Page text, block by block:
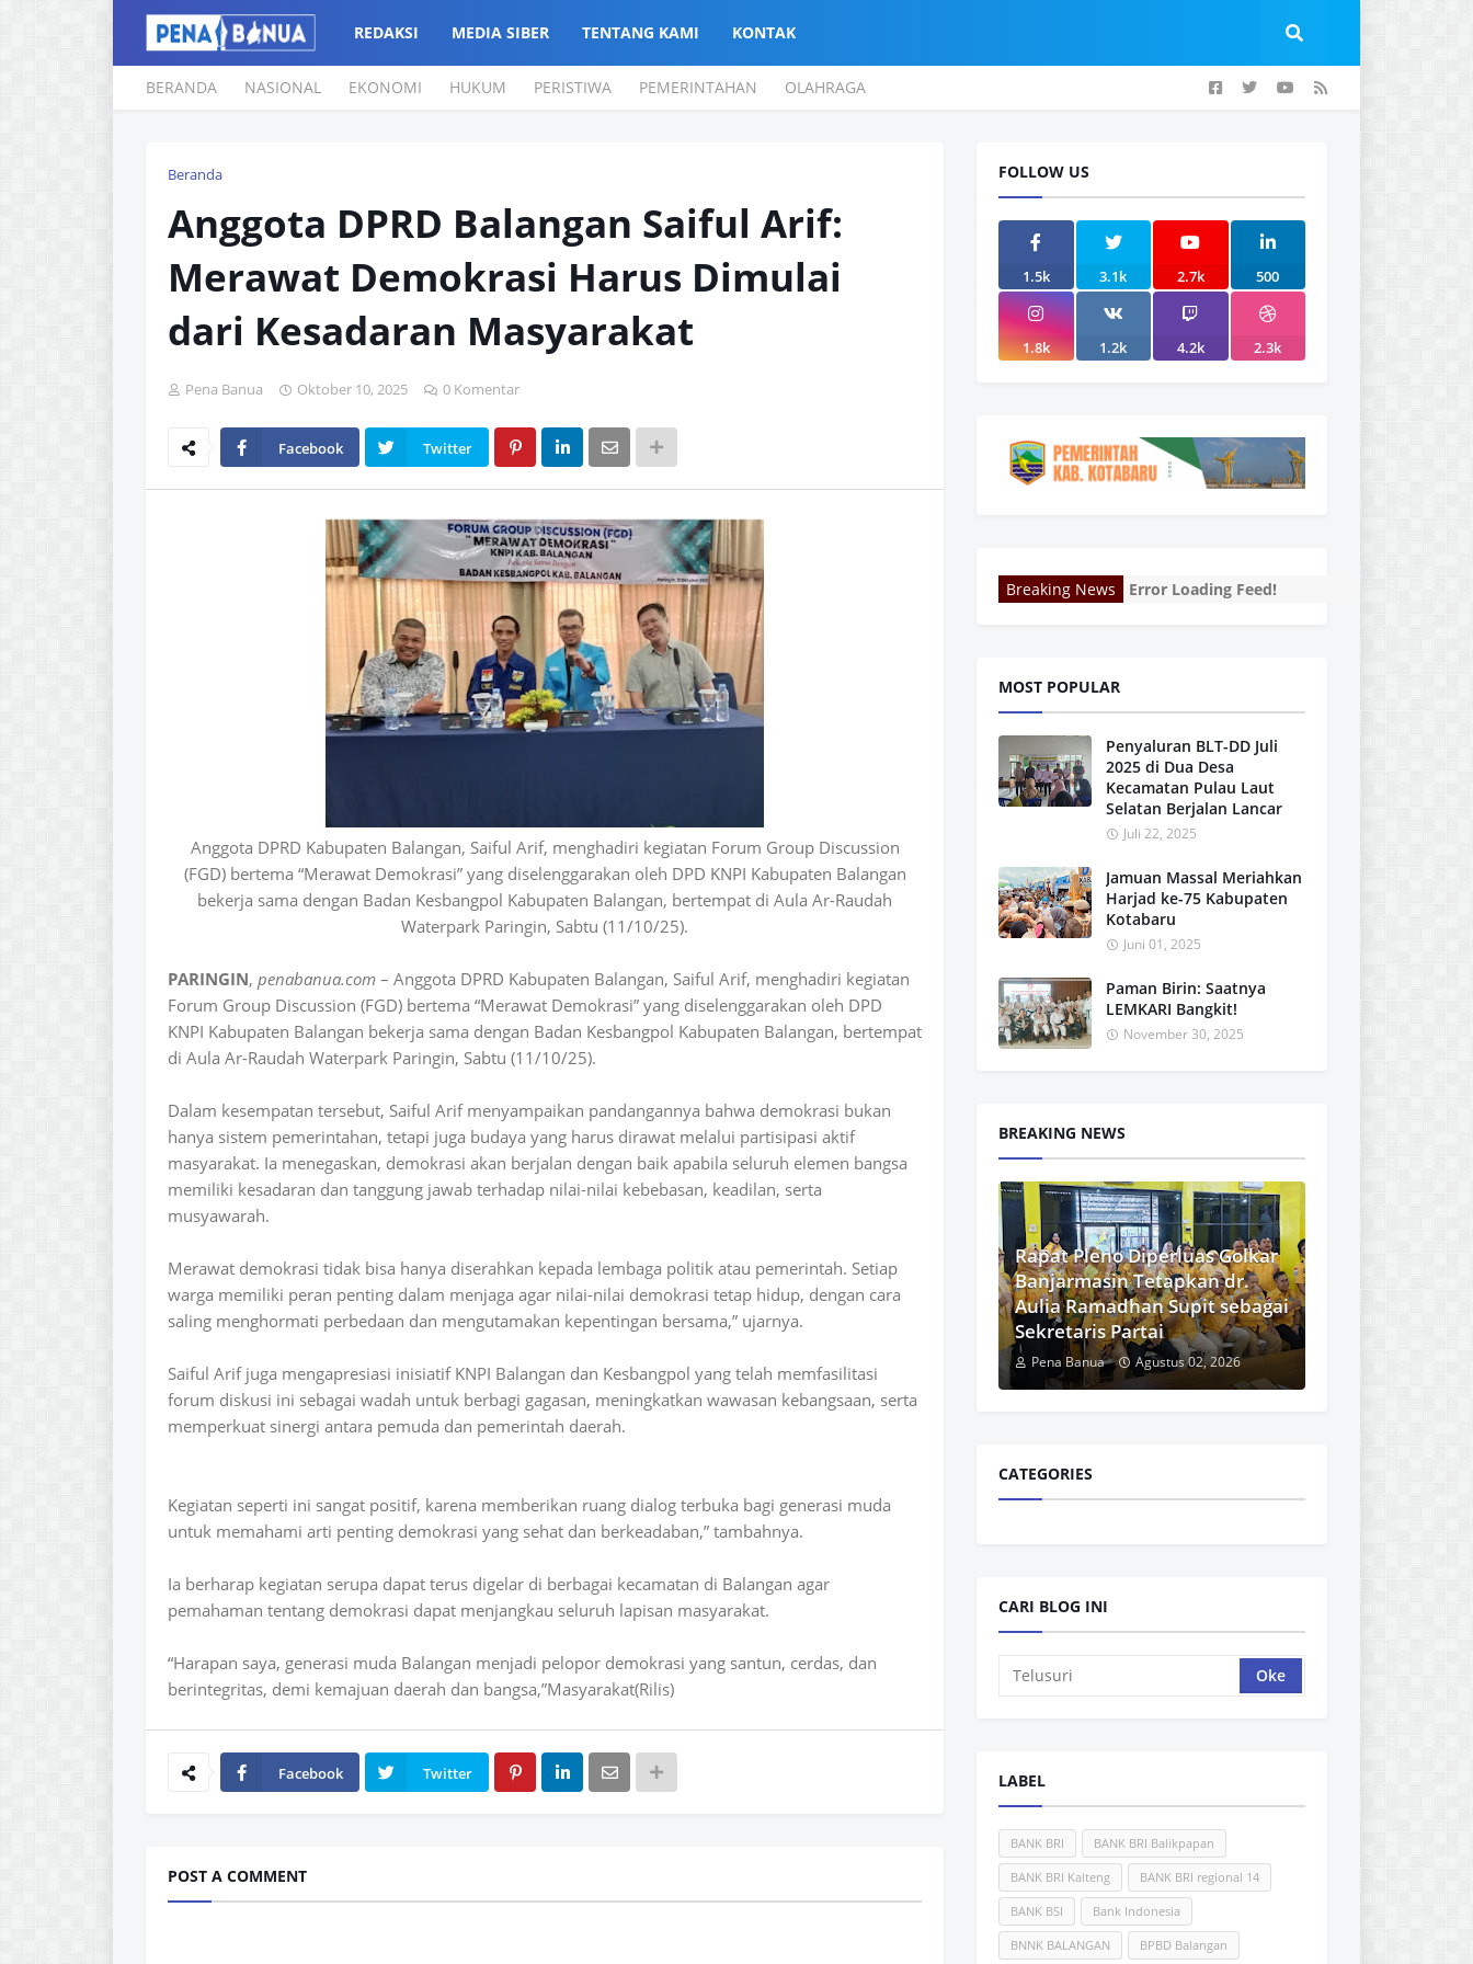
REDAKSI MEDIA SIBER TENTANG KAMI KONTAK
BERANDA NASIONAL EKONOMI HUKUM PERISTIWA PEMERINTAHAN OLAHRAGA
Beranda
Anggota DPRD Balangan Saiful Arif:
Merawat Demokrasi Harus Dimulai
dari Kesadaran Masyarakat
Pena Banua Oktober 10, 2025 0 Komentar
Facebook Twitter
Anggota DPRD Kabupaten Balangan, Saiful Arif, menghadiri kegiatan Forum Group Discussion
(FGD) bertema “Merawat Demokrasi” yang diselenggarakan oleh DPD KNPI Kabupaten Balangan
bekerja sama dengan Badan Kesbangpol Kabupaten Balangan, bertempat di Aula Ar-Raudah
Waterpark Paringin, Sabtu (11/10/25).
PARINGIN, penabanua.com – Anggota DPRD Kabupaten Balangan, Saiful Arif, menghadiri kegiatan
Forum Group Discussion (FGD) bertema “Merawat Demokrasi” yang diselenggarakan oleh DPD
KNPI Kabupaten Balangan bekerja sama dengan Badan Kesbangpol Kabupaten Balangan, bertempat
di Aula Ar-Raudah Waterpark Paringin, Sabtu (11/10/25).
Dalam kesempatan tersebut, Saiful Arif menyampaikan pandangannya bahwa demokrasi bukan
hanya sistem pemerintahan, tetapi juga budaya yang harus dirawat melalui partisipasi aktif
masyarakat. Ia menegaskan, demokrasi akan berjalan dengan baik apabila seluruh elemen bangsa
memiliki kesadaran dan tanggung jawab terhadap nilai-nilai kebebasan, keadilan, serta
musyawarah.
Merawat demokrasi tidak bisa hanya diserahkan kepada lembaga politik atau pemerintah. Setiap
warga memiliki peran penting dalam menjaga agar nilai-nilai demokrasi tetap hidup, dengan cara
saling menghormati perbedaan dan mengutamakan kepentingan bersama,” ujarnya.
Saiful Arif juga mengapresiasi inisiatif KNPI Balangan dan Kesbangpol yang telah memfasilitasi
forum diskusi ini sebagai wadah untuk berbagi gagasan, meningkatkan wawasan kebangsaan, serta
memperkuat sinergi antara pemuda dan pemerintah daerah.
Kegiatan seperti ini sangat positif, karena memberikan ruang dialog terbuka bagi generasi muda
untuk memahami arti penting demokrasi yang sehat dan berkeadaban,” tambahnya.
Ia berharap kegiatan serupa dapat terus digelar di berbagai kecamatan di Balangan agar
pemahaman tentang demokrasi dapat menjangkau seluruh lapisan masyarakat.
“Harapan saya, generasi muda Balangan menjadi pelopor demokrasi yang santun, cerdas, dan
berintegritas, demi kemajuan daerah dan bangsa,”Masyarakat(Rilis)
Facebook Twitter
POST A COMMENT
FOLLOW US
1.5k 3.1k 2.7k 500
1.8k 1.2k 4.2k 2.3k
Breaking News Error Loading Feed!
MOST POPULAR
Penyaluran BLT-DD Juli
2025 di Dua Desa
Kecamatan Pulau Laut
Selatan Berjalan Lancar
Juli 22, 2025
Jamuan Massal Meriahkan
Harjad ke-75 Kabupaten
Kotabaru
Juni 01, 2025
Paman Birin: Saatnya
LEMKARI Bangkit!
November 30, 2025
BREAKING NEWS
Rapat Pleno Diperluas Golkar
Banjarmasin Tetapkan dr.
Aulia Ramadhan Supit sebagai
Sekretaris Partai
Pena Banua Agustus 02, 2026
CATEGORIES
CARI BLOG INI
LABEL
BANK BRI BANK BRI Balikpapan
BANK BRI Kalteng BANK BRI regional 14
BANK BSI Bank Indonesia
BNNK BALANGAN BPBD Balangan